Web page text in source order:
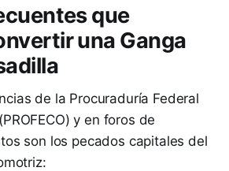
que
una Ganga
de la Procuraduría Federal
y en foros de
son los pecados capitales del